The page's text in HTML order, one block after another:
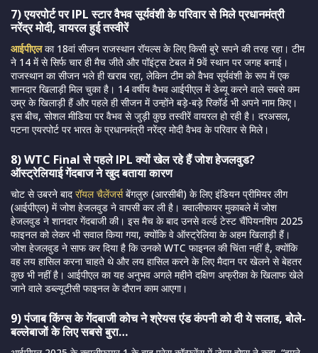
7) एयरपोर्ट पर IPL स्टार वैभव सूर्यवंशी के परिवार से मिले प्रधानमंत्री
नरेंद्र मोदी, वायरल हुई तस्वीरें
आईपीएलका 18वां सीजन राजस्थान रॉयल्स के लिए किसी बुरे सपने की तरह रहा। टीम
ने 14 में से सिर्फ चार ही मैच जीते और पॉइंट्स टेबल में 9वें स्थान पर जगह बनाई।
राजस्थान का सीजन भले ही खराब रहा, लेकिन टीम को वैभव सूर्यवंशी के रूप में एक
शानदार खिलाड़ी मिल चुका है। 14 वर्षीय वैभव आईपीएल में डेब्यू करने वाले सबसे कम
उम्र के खिलाड़ी हैं और पहले ही सीजन में उन्होंने बड़े-बड़े रिकॉर्ड भी अपने नाम किए।
इस बीच, सोशल मीडिया पर वैभव से जुड़ी कुछ तस्वीरें वायरल हो रही है। दरअसल,
पटना एयरपोर्ट पर भारत के प्रधानमंत्री नरेंद्र मोदी वैभव के परिवार से मिले।
8) WTC Final से पहले IPL क्यों खेल रहे हैं जोश हेजलवुड?
ऑस्ट्रेलियाई गेंदबाज ने खुद बताया कारण
चोट से उबरने बाद रॉयल चैलेंजर्सबेंगलुरु (आरसीबी) के लिए इंडियन प्रीमियर लीग
(आईपीएल) में जोश हेजलवुड ने वापसी कर ली है। क्वालीफायर मुकाबले में जोश
हेजलवुड ने शानदार गेंदबाजी की। इस मैच के बाद उनसे वर्ल्ड टेस्ट चैंपियनशिप 2025
फाइनल को लेकर भी सवाल किया गया, क्योंकि वे ऑस्ट्रेलिया के अहम खिलाड़ी हैं।
जोश हेजलवुड ने साफ कर दिया है कि उनको WTC फाइनल की चिंता नहीं है, क्योंकि
वह लय हासिल करना चाहते थे और लय हासिल करने के लिए मैदान पर खेलने से बेहतर
कुछ भी नहीं है। आईपीएल का यह अनुभव अगले महीने दक्षिण अफ्रीका के खिलाफ खेले
जाने वाले डब्ल्यूटीसी फाइनल के दौरान काम आएगा।
9) पंजाब किंग्स के गेंदबाजी कोच ने श्रेयस एंड कंपनी को दी ये सलाह, बोले-
बल्लेबाजों के लिए सबसे बुरा…